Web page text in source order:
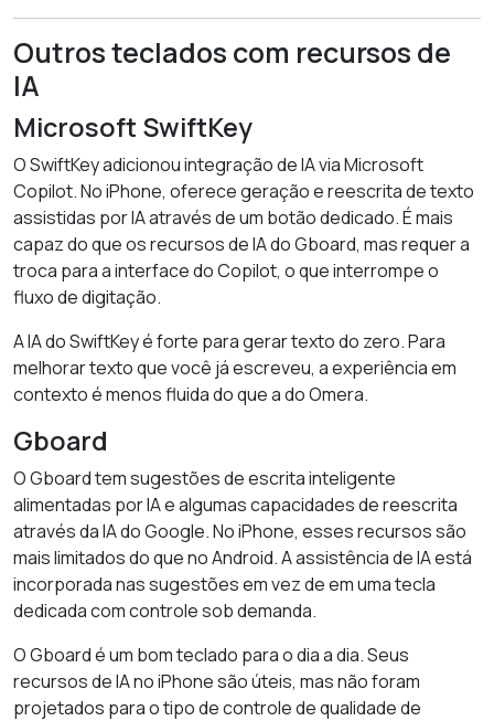
Outros teclados com recursos de
IA
Microsoft SwiftKey
O SwiftKey adicionou integração de IA via Microsoft
Copilot. No iPhone, oferece geração e reescrita de texto
assistidas por IA através de um botão dedicado. É mais
capaz do que os recursos de IA do Gboard, mas requer a
troca para a interface do Copilot, o que interrompe o
fluxo de digitação.
A IA do SwiftKey é forte para gerar texto do zero. Para
melhorar texto que você já escreveu, a experiência em
contexto é menos fluida do que a do Omera.
Gboard
O Gboard tem sugestões de escrita inteligente
alimentadas por IA e algumas capacidades de reescrita
através da IA do Google. No iPhone, esses recursos são
mais limitados do que no Android. A assistência de IA está
incorporada nas sugestões em vez de em uma tecla
dedicada com controle sob demanda.
O Gboard é um bom teclado para o dia a dia. Seus
recursos de IA no iPhone são úteis, mas não foram
projetados para o tipo de controle de qualidade de